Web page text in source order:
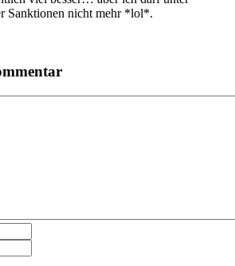
Sanktionen nicht mehr *lol*.